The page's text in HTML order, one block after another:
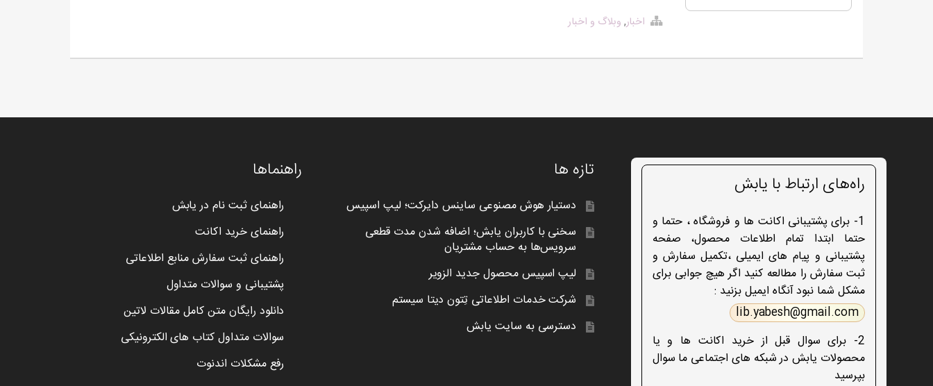
اخبار, وبلاگ و اخبار
راه‌های ارتباط با یابش
1- برای پشتیبانی اکانت ها و فروشگاه ، حتما و
حتما ابتدا تمام اطلاعات محصول، صفحه
پشتیبانی و پیام های ایمیلی ،تکمیل سفارش و
ثبت سفارش را مطالعه کنید اگر هیچ جوابی برای
مشکل شما نبود آنگاه ایمیل بزنید :
lib.yabesh@gmail.com
2- برای سوال قبل از خرید اکانت ها و یا
محصولات یابش در شبکه های اجتماعی ما سوال
بپرسید
تازه ها
دستیار هوش مصنوعی ساینس دایرکت؛ لیپ اسپیس
سخنی با کاربران یابش؛ اضافه شدن مدت قطعی
سرویس‌ها به حساب مشتریان
لیپ اسپیس محصول جدید الزویر
شرکت خدمات اطلاعاتی تِتون دیتا سیستم
دسترسی به سایت یابش
راهنماها
راهنمای ثبت نام در یابش
راهنمای خرید اکانت
راهنمای ثبت سفارش منابع اطلاعاتی
پشتیبانی و سوالات متداول
دانلود رایگان متن کامل مقالات لاتین
سوالات متداول کتاب های الکترونیکی
رفع مشکلات اندنوت